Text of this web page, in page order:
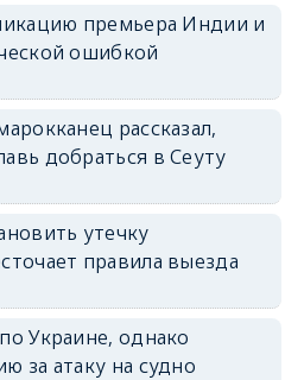
премьера Индии и
ошибкой
рассказал,
добраться в Сеуту
утечку
правила выезда
Украине, однако
за атаку на судно